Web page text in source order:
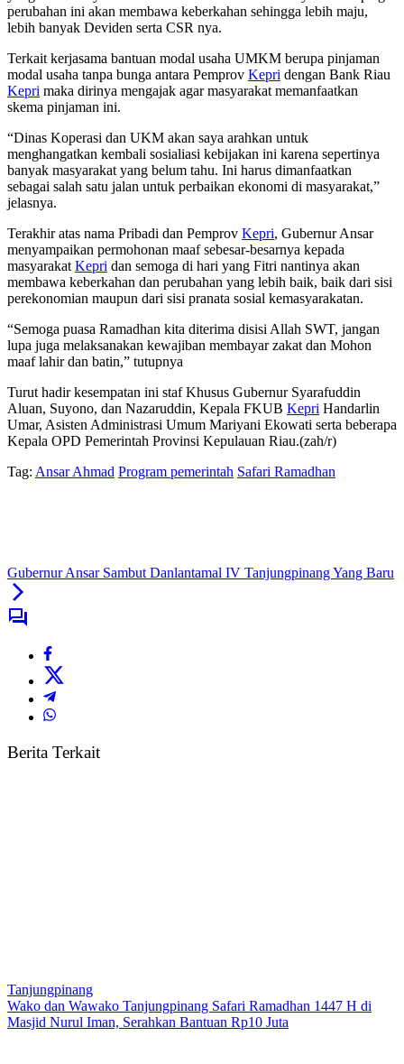
perubahan ini akan membawa keberkahan sehingga lebih maju,
lebih banyak Deviden serta CSR nya.
Terkait kerjasama bantuan modal usaha UMKM berupa pinjaman
modal usaha tanpa bunga antara Pemprov Kepri dengan Bank Riau
Kepri maka dirinya mengajak agar masyarakat memanfaatkan
skema pinjaman ini.
“Dinas Koperasi dan UKM akan saya arahkan untuk
menghangatkan kembali sosialiasi kebijakan ini karena sepertinya
banyak masyarakat yang belum tahu. Ini harus dimanfaatkan
sebagai salah satu jalan untuk perbaikan ekonomi di masyarakat,”
jelasnya.
Terakhir atas nama Pribadi dan Pemprov Kepri, Gubernur Ansar
menyampaikan permohonan maaf sebesar-besarnya kepada
masyarakat Kepri dan semoga di hari yang Fitri nantinya akan
membawa keberkahan dan perubahan yang lebih baik, baik dari sisi
perekonomian maupun dari sisi pranata sosial kemasyarakatan.
“Semoga puasa Ramadhan kita diterima disisi Allah SWT, jangan
lupa juga melaksanakan kewajiban membayar zakat dan Mohon
maaf lahir dan batin,” tutupnya
Turut hadir kesempatan ini staf Khusus Gubernur Syarafuddin
Aluan, Suyono, dan Nazaruddin, Kepala FKUB Kepri Handarlin
Umar, Asisten Administrasi Umum Mariyani Ekowati serta beberapa
Kepala OPD Pemerintah Provinsi Kepulauan Riau.(zah/r)
Tag: Ansar Ahmad Program pemerintah Safari Ramadhan
Gubernur Ansar Sambut Danlantamal IV Tanjungpinang Yang Baru
Berita Terkait
Tanjungpinang
Wako dan Wawako Tanjungpinang Safari Ramadhan 1447 H di
Masjid Nurul Iman, Serahkan Bantuan Rp10 Juta